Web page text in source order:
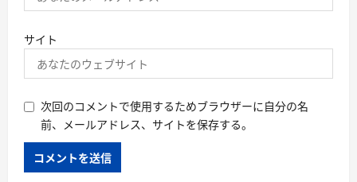
サイト
次回のコメントで使用するためブラウザーに自分の名
前、メールアドレス、サイトを保存する。